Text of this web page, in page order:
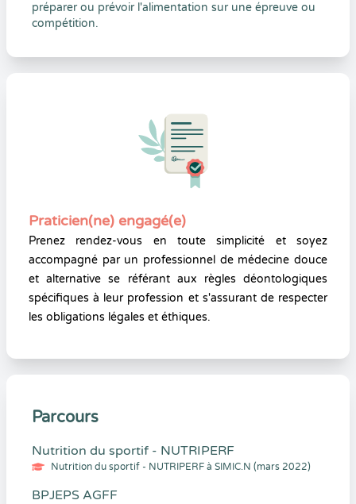
préparer ou prévoir l'alimentation sur une épreuve ou
compétition.
Praticien(ne) engagé(e)
Prenez rendez-vous en toute simplicité et soyez
accompagné par un professionnel de médecine douce
et alternative se référant aux règles déontologiques
spécifiques à leur profession et s'assurant de respecter
les obligations légales et éthiques.
Parcours
Nutrition du sportif - NUTRIPERF
Nutrition du sportif - NUTRIPERF à SIMIC.N (mars 2022)
BPJEPS AGFF